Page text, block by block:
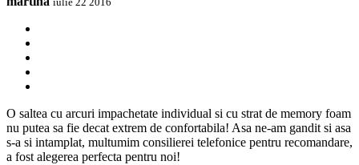
O saltea cu arcuri impachetate individual si cu strat de memory foam
nu putea sa fie decat extrem de confortabila! Asa ne-am gandit si asa
s-a si intamplat, multumim consilierei telefonice pentru recomandare,
a fost alegerea perfecta pentru noi!